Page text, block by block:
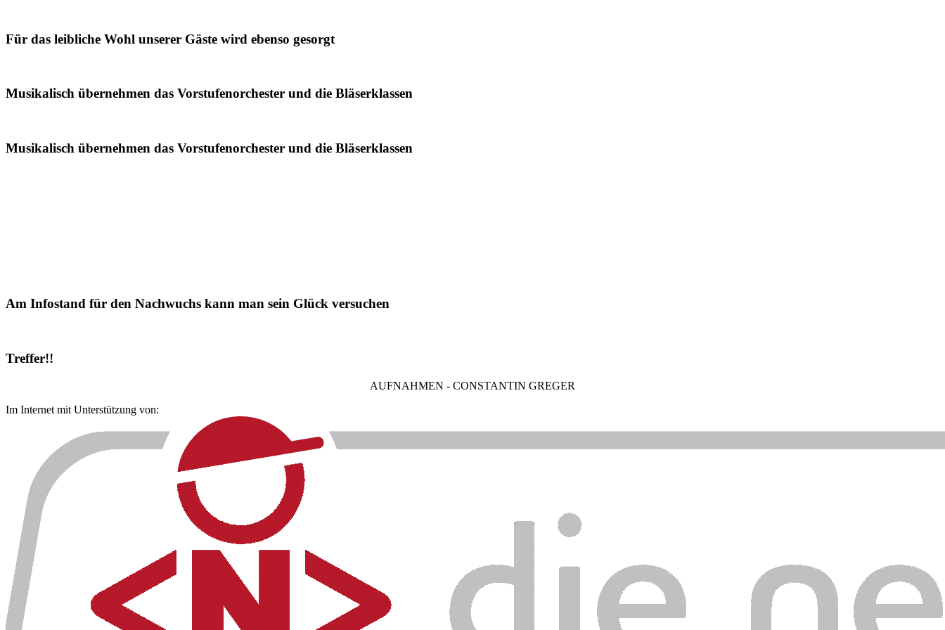
Für das leibliche Wohl unserer Gäste wird ebenso gesorgt
Musikalisch übernehmen das Vorstufenorchester und die Bläserklassen
Musikalisch übernehmen das Vorstufenorchester und die Bläserklassen
Am Infostand für den Nachwuchs kann man sein Glück versuchen
Treffer!!
AUFNAHMEN - CONSTANTIN GREGER
Im Internet mit Unterstützung von: